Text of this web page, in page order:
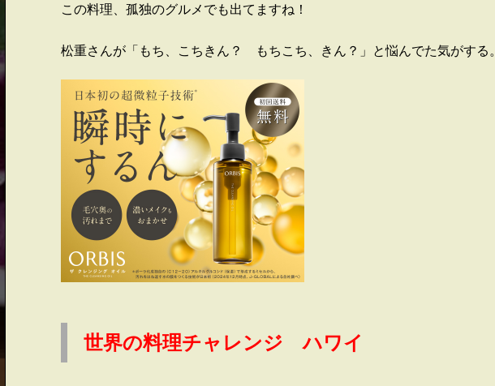
この料理、孤独のグルメでも出てますね！
松重さんが「もち、こちきん？ もちこち、きん？」と悩んでた気がする。
世界の料理チャレンジ ハワイ